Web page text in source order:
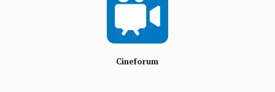
Cineforum